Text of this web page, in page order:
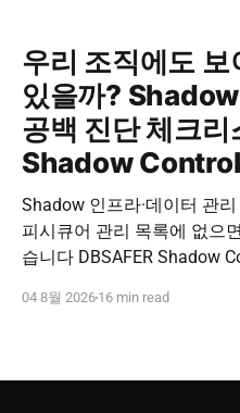
우리 조직에도
있을까? Shadow
공백 진단 체크
Shadow
Shadow 인프라·데이터 관
피시큐어 관리 목록에 없으면 보호 정책도 적용하기 어렵
습니다 DBSAFER Shadow Control은 내부 인프라와 데이
나의 보안 운영 흐름으로 제공합니다.
04 8월 2026 16 min read